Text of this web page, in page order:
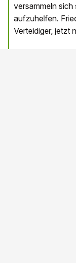
versammeln sich
aufzuhelfen.
Verteidiger, jetzt